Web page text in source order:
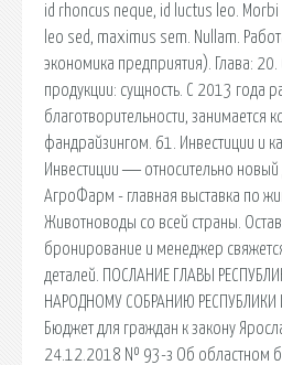
id rhoncus neque, id luctus leo.
leo sed, maximus sem. Nullam.
экономика предприятия). Глава: 20.
продукции: сущность. С 2013 года
благотворительности, занимается
фандрайзингом. 61. Инвестиции и
Инвестиции ― относительно
АгроФарм - главная выставка по
Животноводы со всей страны.
бронирование и менеджер
деталей. ПОСЛАНИЕ ГЛАВЫ
НАРОДНОМУ СОБРАНИЮ РЕСПУБЛИКИ
Бюджет для граждан к закону
24.12.2018 № 93-з Об областном